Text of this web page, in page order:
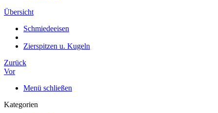
Übersicht
Schmiedeeisen
Zierspitzen u. Kugeln
Zurück
Vor
Menü schließen
Kategorien